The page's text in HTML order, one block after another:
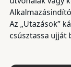
Az „Utazások”
csúsztassa ujját